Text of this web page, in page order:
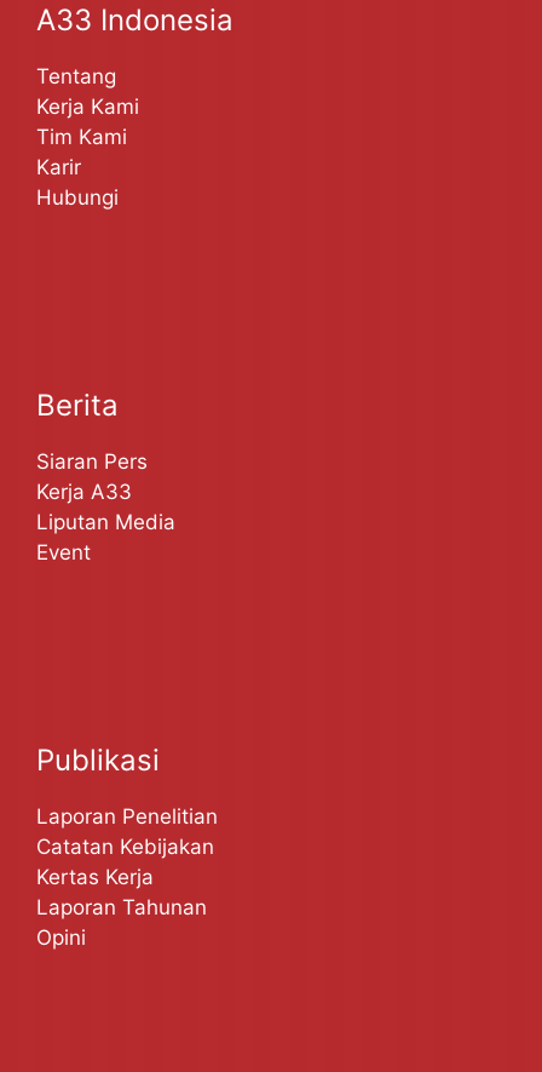
A33 Indonesia
Tentang
Kerja Kami
Tim Kami
Karir
Hubungi
Berita
Siaran Pers
Kerja A33
Liputan Media
Event
Publikasi
Laporan Penelitian
Catatan Kebijakan
Kertas Kerja
Laporan Tahunan
Opini